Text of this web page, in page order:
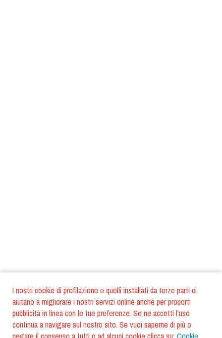
I nostri cookie di profilazione e quelli installati da terze parti ci
aiutano a migliorare i nostri servizi online anche per proporti
pubblicità in linea con le tue preferenze. Se ne accetti l'uso
continua a navigare sul nostro sito. Se vuoi saperne di più o